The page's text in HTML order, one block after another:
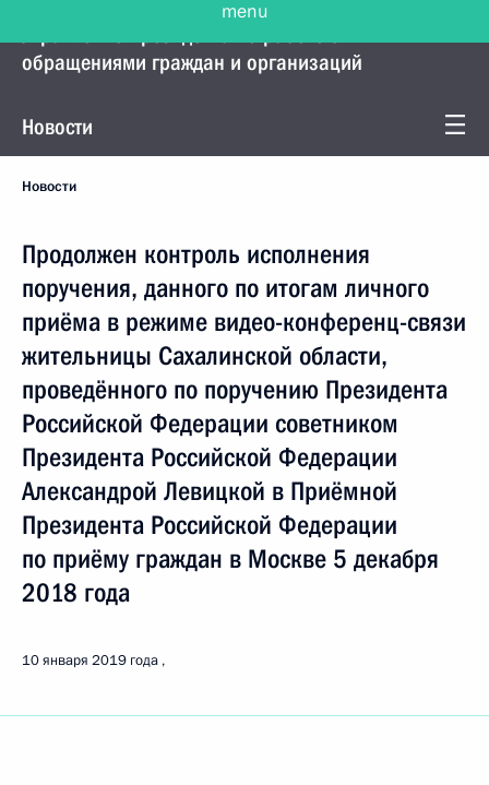
обращениями граждан и организаций
Новости
Новости
Продолжен контроль исполнения
поручения, данного по итогам личного
приёма в режиме видео-конференц-связи
жительницы Сахалинской области,
проведённого по поручению Президента
Российской Федерации советником
Президента Российской Федерации
Александрой Левицкой в Приёмной
Президента Российской Федерации
по приёму граждан в Москве 5 декабря
2018 года
10 января 2019 года